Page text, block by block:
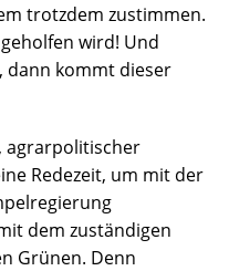
trotzdem zustimmen.
wird! Und
dann kommt dieser
agrarpolitischer
Redezeit, um mit der
dem zuständigen
Grünen. Denn